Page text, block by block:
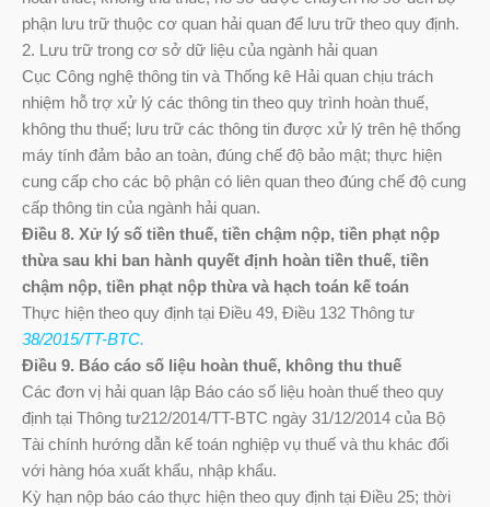
phận lưu trữ thuộc cơ quan hải quan để lưu trữ theo quy định.
2. Lưu trữ trong cơ sở dữ liệu của ngành hải quan
Cục Công nghệ thông tin và Thống kê Hải quan chịu trách
nhiệm hỗ trợ xử lý các thông tin theo quy trình hoàn thuế,
không thu thuế; lưu trữ các thông tin được xử lý trên hệ thống
máy tính đảm bảo an toàn, đúng chế độ bảo mật; thực hiện
cung cấp cho các bộ phận có liên quan theo đúng chế độ cung
cấp thông tin của ngành hải quan.
Điều 8. Xử lý số tiền thuế, tiền chậm nộp, tiền phạt nộp
thừa sau khi ban hành quyết định hoàn tiền thuế, tiền
chậm nộp, tiền phạt nộp thừa và hạch toán kế toán
Thực hiện theo quy định tại Điều 49, Điều 132 Thông tư
38/2015/TT-BTC.
Điều 9. Báo cáo số liệu hoàn thuế, không thu thuế
Các đơn vị hải quan lập Báo cáo số liệu hoàn thuế theo quy
định tại Thông tư212/2014/TT-BTC ngày 31/12/2014 của Bộ
Tài chính hướng dẫn kế toán nghiệp vụ thuế và thu khác đối
với hàng hóa xuất khẩu, nhập khẩu.
Kỳ hạn nộp báo cáo thực hiện theo quy định tại Điều 25; thời